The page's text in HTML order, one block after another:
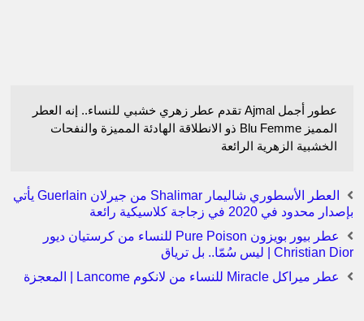
عطور أجمل Ajmal تقدم عطر زهري خشبي للنساء.. إنه العطر
المميز Blu Femme ذو الانطلاقة الهادئة المميزة والنفحات
الخشبية الزهرية الرائعة
العطر الأسطوري شاليمار Shalimar من جيرلان Guerlain يأتي
بإصدار محدود في 2020 في زجاجة كلاسيكية رائعة
عطر بيور بويزون Pure Poison للنساء من كرستيان ديور
Christian Dior | ليس سُمّا.. بل ترياق
عطر ميراكل Miracle للنساء من لانكوم Lancome | المعجزة